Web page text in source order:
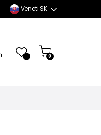
Veneti SK
0